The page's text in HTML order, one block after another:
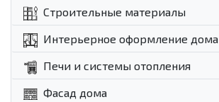
Строительные материалы
Интерьерное оформление дома
Печи и системы отопления
Фасад дома